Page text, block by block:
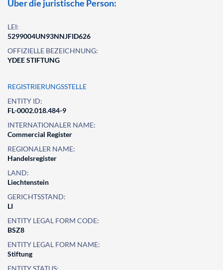
Über die juristische Person:
LEI:
5299004UN93NNJFID626
OFFIZIELLE BEZEICHNUNG:
YDEE STIFTUNG
REGISTRIERUNGSSTELLE
ENTITY ID:
FL-0002.018.484-9
INTERNATIONALER NAME:
Commercial Register
REGIONALER NAME:
Handelsregister
LAND:
Liechtenstein
GERICHTSSTAND:
LI
ENTITY LEGAL FORM CODE:
BSZ8
ENTITY LEGAL FORM NAME:
Stiftung
ENTITY STATUS: